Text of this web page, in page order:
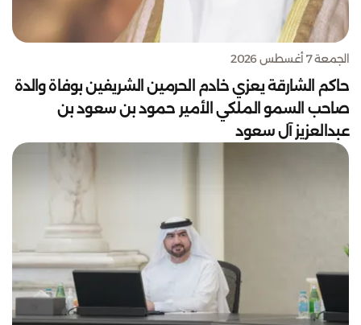
الجمعة 7 أغسطس 2026
حاكم الشارقة يعزي خادم الحرمين الشريفين بوفاة والدة
صاحب السمو الملكي الأمير حمود بن سعود بن
عبدالعزيز آل سعود